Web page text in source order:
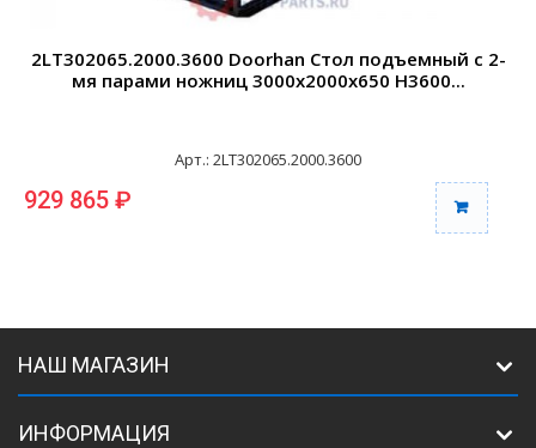
2LT302065.2000.3600 Doorhan Стол подъемный с 2-
мя парами ножниц 3000х2000х650 H3600...
Арт.: 2LT302065.2000.3600
929 865 ₽
НАШ МАГАЗИН
ИНФОРМАЦИЯ